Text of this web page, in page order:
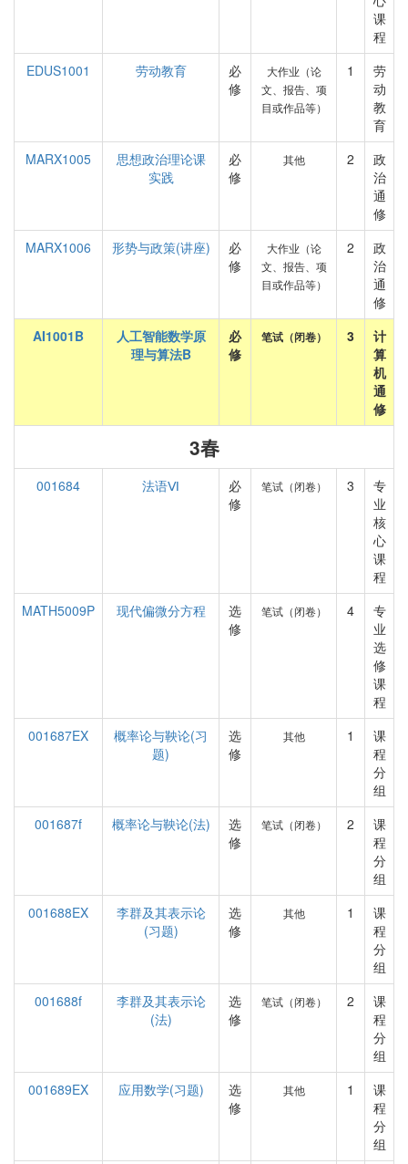
课
程
EDUS1001
劳动教育
必
修
大作业（论
文、报告、项
目或作品等）
1
劳
动
教
育
MARX1005
思想政治理论课
实践
必
修
其他 2
政
治
通
修
MARX1006
形势与政策(讲座)
必
修
大作业（论
文、报告、项
目或作品等）
2
政
治
通
修
AI1001B
人工智能数学原
理与算法B
必
修
笔试（闭卷） 3
计
算
机
通
修
3春
001684 法语Ⅵ
必
修
笔试（闭卷） 3
专
业
核
心
课
程
MATH5009P
现代偏微分方程
选
修
笔试（闭卷） 4
专
业
选
修
课
程
001687EX
概率论与鞅论(习
题)
选
修
其他 1
课
程
分
组
001687f
概率论与鞅论(法)
选
修
笔试（闭卷） 2
课
程
分
组
001688EX
李群及其表示论
(习题)
选
修
其他 1
课
程
分
组
001688f
李群及其表示论
(法)
选
修
笔试（闭卷） 2
课
程
分
组
001689EX
应用数学(习题)
选
修
其他 1
课
程
分
组